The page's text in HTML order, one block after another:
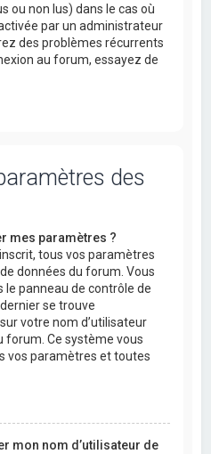
ou non lus) dans le cas où
par un administrateur
des problèmes récurrents
au forum, essayez de
des
mes paramètres ?
tous vos paramètres
données du forum. Vous
panneau de contrôle de
se trouve
votre nom d’utilisateur
forum. Ce système vous
vos paramètres et toutes
mon nom d’utilisateur de